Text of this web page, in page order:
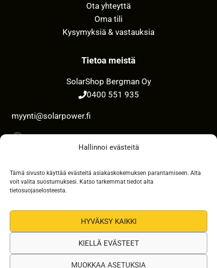
Hallinnoi evästeitä
Tämä sivusto käyttää evästeitä asiakaskokemuksen parantamiseen. Alta
voit valita suostumuksesi. Katso tarkemmat tiedot alta
tietosuojaselosteesta.
HYVÄKSY KAIKKI
KIELLÄ EVÄSTEET
MUOKKAA ASETUKSIA
Ota yhteyttä
Oma tili
Kysymyksiä & vastauksia
Tietoa meistä
SolarShop Bergman Oy
0400 551 935
myynti@solarpower.fi
Facebook
Maksutavat